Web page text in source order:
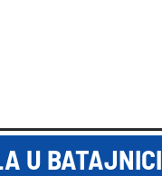
U BATAJNICI